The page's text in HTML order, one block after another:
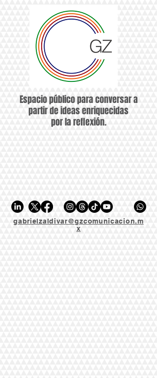
Espacio público para conversar a
partir de ideas enriquecidas
por la reflexión.
gabrielzaldivar@gzcomunicacion.m
x